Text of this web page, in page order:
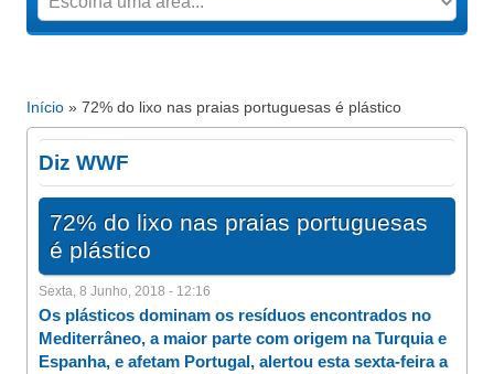
Está aqui
Início » 72% do lixo nas praias portuguesas é plástico
Diz WWF
72% do lixo nas praias portuguesas
é plástico
Sexta, 8 Junho, 2018 - 12:16
Os plásticos dominam os resíduos encontrados no
Mediterrâneo, a maior parte com origem na Turquia e
Espanha, e afetam Portugal, alertou esta sexta-feira a